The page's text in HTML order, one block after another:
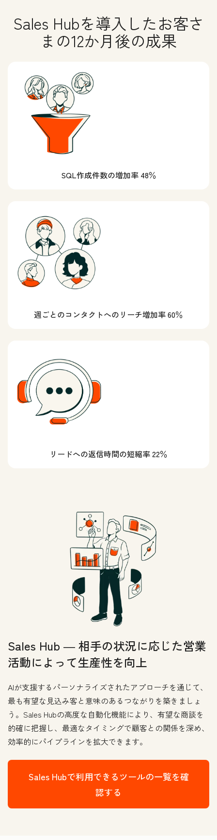
Sales Hubを導入したお客さ
まの12か月後の成果
SQL作成件数の増加率 48％
週ごとのコンタクトへのリーチ増加率 60％
リードへの返信時間の短縮率 22％
Sales Hub ― 相手の状況に応じた営業
活動によって生産性を向上
AIが支援するパーソナライズされたアプローチを通じて、
最も有望な見込み客と意味のあるつながりを築きましょ
う。Sales Hubの高度な自動化機能により、有望な商談を
的確に把握し、最適なタイミングで顧客との関係を深め、
効率的にパイプラインを拡大できます。
Sales Hubで利用できるツールの一覧を確
認する